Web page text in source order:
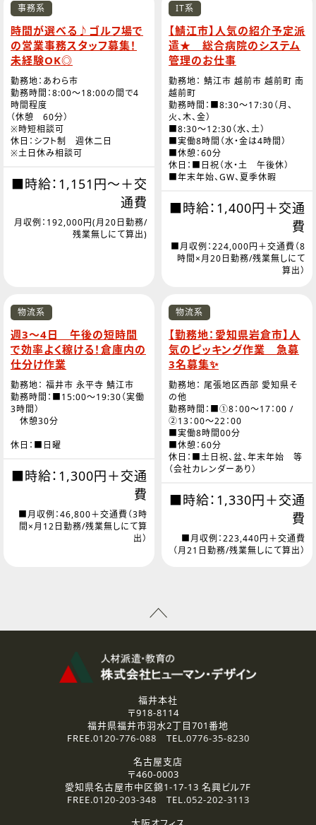
事務系
時間が選べる♪ゴルフ場で
の営業事務スタッフ募集！
未経験OK◎
勤務地：あわら市
勤務時間：8:00～18:00の間で4
時間程度
（休憩 60分）
※時短相談可
休日：シフト制 週休二日
※土日休み相談可
■時給：1,151円～＋交
通費
月収例：192,000円(月20日勤務/
残業無しにて算出)
IT系
【鯖江市】人気の紹介予定派
遣★ 総合病院のシステム
管理のお仕事
勤務地： 鯖江市 越前市 越前町 南
越前町
勤務時間：■8:30～17:30（月、
火、木、金）
■8:30～12:30（水、土）
■実働8時間（水・金は4時間）
■休憩：60分
休日：■日祝（水・土 午後休）
■年末年始、GW、夏季休暇
■時給：1,400円＋交通
費
■月収例：224,000円＋交通費（8
時間×月20日勤務/残業無しにて
算出）
物流系
週3～4日 午後の短時間
で効率よく稼ける！倉庫内の
仕分け作業
勤務地： 福井市 永平寺 鯖江市
勤務時間：■15:00～19:30（実働
3時間）
休憩30分
休日：■日曜
■時給：1,300円＋交通
費
■月収例：46,800＋交通費（3時
間×月12日勤務/残業無しにて算
出）
物流系
【勤務地：愛知県岩倉市】人
気のピッキング作業 急募
3名募集✨
勤務地： 尾張地区西部 愛知県そ
の他
勤務時間：■①8：00～17：00 /
②13：00～22：00
■実働8時間00分
■休憩：60分
休日：■土日祝、盆、年末年始 等
（会社カレンダーあり）
■時給：1,330円＋交通
費
■月収例：223,440円＋交通費
（月21日勤務/残業無しにて算出）
福井本社
〒918-8114
福井県福井市羽水2丁目701番地
FREE.0120-776-088 TEL.0776-35-8230
名古屋支店
〒460-0003
愛知県名古屋市中区錦1-17-13 名興ビル7F
FREE.0120-203-348 TEL.052-202-3113